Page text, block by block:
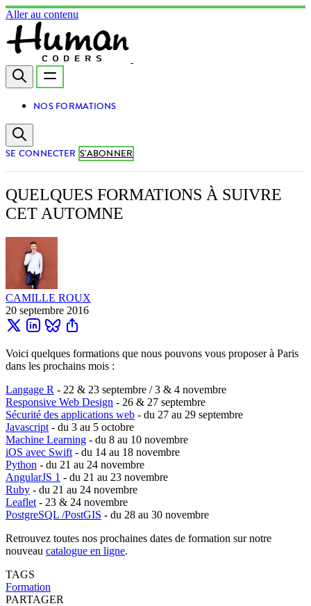
Aller au contenu
NOS FORMATIONS
SE CONNECTER S'ABONNER
QUELQUES FORMATIONS À SUIVRE
CET AUTOMNE
CAMILLE ROUX
20 septembre 2016
Voici quelques formations que nous pouvons vous proposer à Paris
dans les prochains mois :
Langage R - 22 & 23 septembre / 3 & 4 novembre
Responsive Web Design - 26 & 27 septembre
Sécurité des applications web - du 27 au 29 septembre
Javascript - du 3 au 5 octobre
Machine Learning - du 8 au 10 novembre
iOS avec Swift - du 14 au 18 novembre
Python - du 21 au 24 novembre
AngularJS 1 - du 21 au 23 novembre
Ruby - du 21 au 24 novembre
Leaflet - 23 & 24 novembre
PostgreSQL /PostGIS - du 28 au 30 novembre
Retrouvez toutes nos prochaines dates de formation sur notre
nouveau catalogue en ligne.
TAGS
Formation
PARTAGER